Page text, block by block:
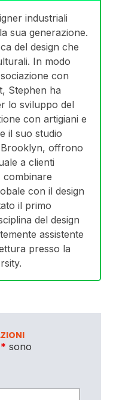
industriali
sua generazione.
del design che
In modo
con
Stephen ha
lo sviluppo del
con artigiani e
il suo studio
offrono
a clienti
combinare
con il design
il primo
del design
assistente
presso la
* sono